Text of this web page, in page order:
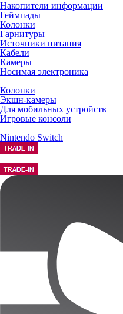
Накопители информации
Геймпады
Колонки
Гарнитуры
Источники питания
Кабели
Камеры
Носимая электроника
Колонки
Экшн-камеры
Для мобильных устройств
Игровые консоли
Nintendo Switch